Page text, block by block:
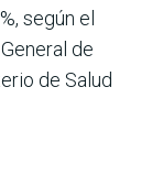
según el
de
de Salud